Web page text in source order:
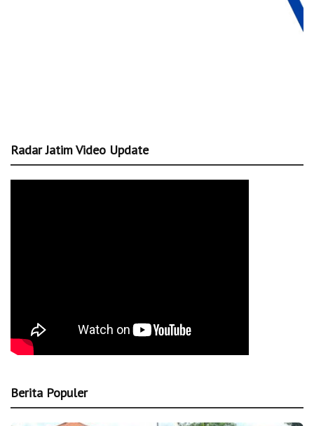
Radar Jatim Video Update
Berita Populer